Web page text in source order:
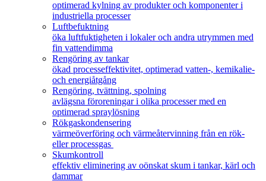
optimerad kylning av produkter och komponenter i
industriella processer
Luftbefuktning
öka luftfuktigheten i lokaler och andra utrymmen med
fin vattendimma
Rengöring av tankar
ökad processeffektivitet, optimerad vatten-, kemikalie-
och energiåtgång
Rengöring, tvättning, spolning
avlägsna föroreningar i olika processer med en
optimerad spraylösning
Rökgaskondensering
värmeöverföring och värmeåtervinning från en rök-
eller processgas
Skumkontroll
effektiv eliminering av oönskat skum i tankar, kärl och
dammar